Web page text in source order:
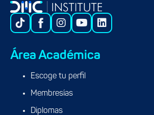
Área Académica
Escoge tu perfil
Membresías
Diplomas